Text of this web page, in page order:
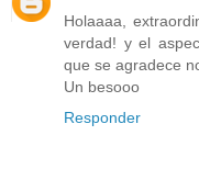
Holaaaa,
verdad! y el
que se agradece
Un besooo
Responder